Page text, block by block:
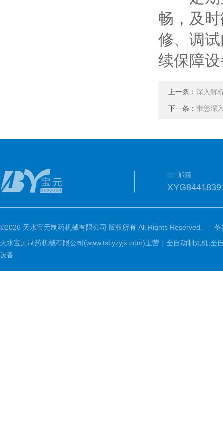
畅，及
修、调
续保障
上一条： 深入解
下一条： 带您深
邮箱
©2026 天水宝元制药机械有限公司 版权所有 All Rights Reserved.
备
天水宝元制药机械有限公司(www.tsbyzyjx.com)主营：全自动制丸机,
设备